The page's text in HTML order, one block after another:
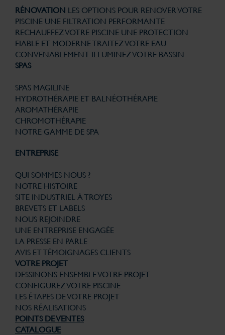
RÉNOVATION LES OPTIONS POUR RENOVER VOTRE
PISCINE UNE FILTRATION PERFORMANTE
RECHAUFFEZ VOTRE PISCINE UNE PROTECTION
FIABLE ET MODERNETRAITEZ VOTRE EAU
CONVENABLEMENT ILLUMINEZ VOTRE BASSIN
SPAS
SPAS MAGILINE
HYDROTHÉRAPIE ET BALNÉOTHÉRAPIE
AROMATHÉRAPIE
CHROMOTHÉRAPIE
NOTRE GAMME DE SPA
ENTREPRISE
QUI SOMMES NOUS ?
NOTRE HISTOIRE
SITE INDUSTRIEL À TROYES
BREVETS ET LABELS
NOUS REJOINDRE
UNE ENTREPRISE ENGAGÉE
LA PRESSE EN PARLE
AVIS ET TÉMOIGNAGES CLIENTS
VOTRE PROJET
DESSINONS ENSEMBLE VOTRE PROJET
CONFIGUREZ VOTRE PISCINE
LES ÉTAPES DE VOTRE PROJET
NOS RÉALISATIONS
POINTS DE VENTES
CATALOGUE